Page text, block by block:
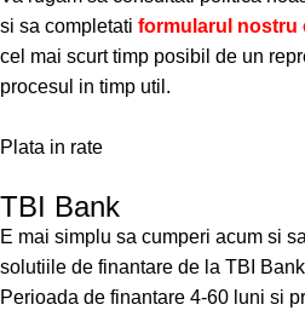
si sa completati formularul nostru
cel mai scurt timp posibil de un
procesul in timp util.
Plata in rate
TBI Bank
E mai simplu sa cumperi acum si
solutiile de finantare de la TBI Bank
Perioada de finantare 4-60 luni si